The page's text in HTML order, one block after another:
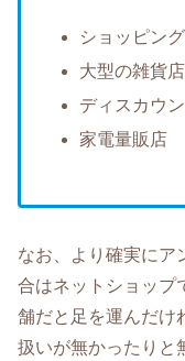
ショッピン
大型の雑貨店
ディスカウ
家電量販店
なお、より確実にア
合はネットショップ
舗だと足を運んだけ
扱いが無かったりと